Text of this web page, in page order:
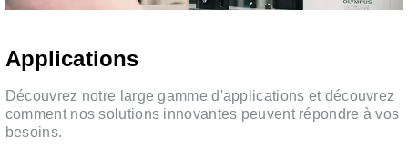
Applications
Découvrez notre large gamme d'applications et découvrez
comment nos solutions innovantes peuvent répondre à vos
besoins.